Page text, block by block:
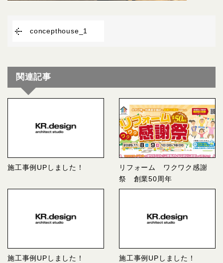
concepthouse_1
関連記事
施工事例UPしました！
リフォーム ワクワク感謝
祭 創業50周年
施工事例UPしました！ 施工事例UPしました！